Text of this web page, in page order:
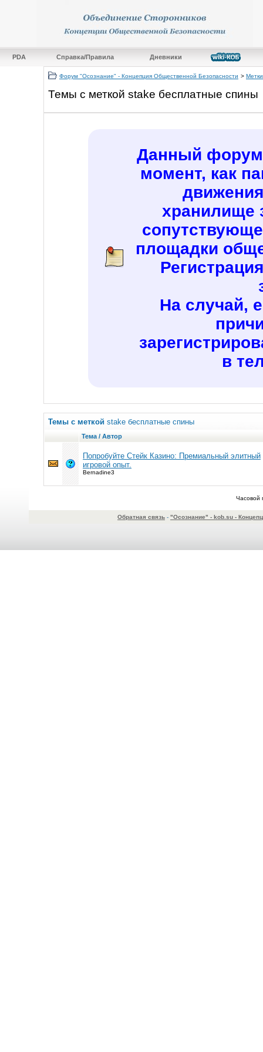
PDA Справка/Правила Дневники
Форум "Осознание" - Концепция Общественной Безопасности > Метки
Темы с меткой stake бесплатные спины
Данный форум
момент, как
хранилище
площадки
На случай,
в
Темы с меткой stake бесплатные спины
Тема / Автор
Попробуйте Стейк Казино: Премиальный элитный
игровой опыт.
Bernadine3
Часовой
Обратная связь - "Осознание" - kob.su -